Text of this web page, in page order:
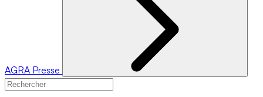
AGRA Presse